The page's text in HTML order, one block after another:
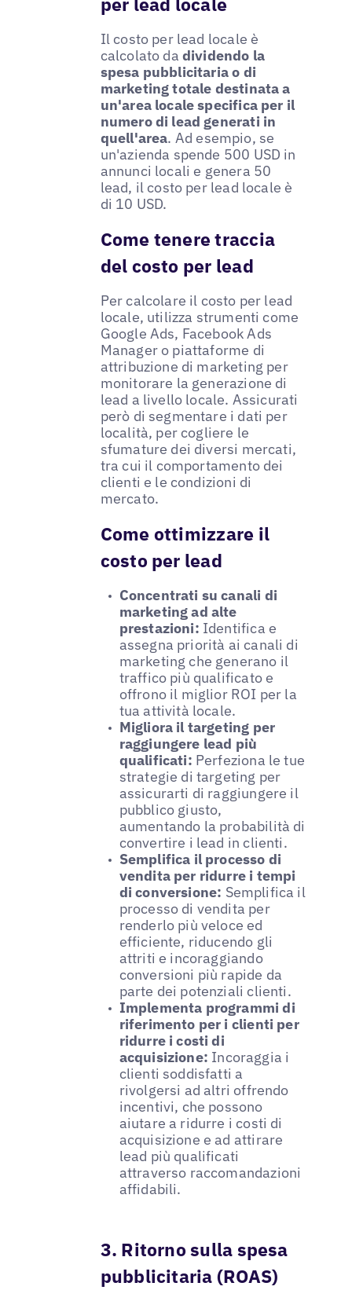
Il costo per lead locale è
calcolato da dividendo la
spesa pubblicitaria o di
marketing totale destinata a
un'area locale specifica per il
numero di lead generati in
quell'area. Ad esempio, se
un'azienda spende 500 USD in
annunci locali e genera 50
lead, il costo per lead locale è
di 10 USD.
Come tenere traccia
del costo per lead
Per calcolare il costo per lead
locale, utilizza strumenti come
Google Ads, Facebook Ads
Manager o piattaforme di
attribuzione di marketing per
monitorare la generazione di
lead a livello locale. Assicurati
però di segmentare i dati per
località, per cogliere le
sfumature dei diversi mercati,
tra cui il comportamento dei
clienti e le condizioni di
mercato.
Come ottimizzare il
costo per lead
Concentrati su canali di
marketing ad alte
prestazioni: Identifica e
assegna priorità ai canali di
marketing che generano il
traffico più qualificato e
offrono il miglior ROI per la
tua attività locale.
Migliora il targeting per
raggiungere lead più
qualificati: Perfeziona le tue
strategie di targeting per
assicurarti di raggiungere il
pubblico giusto,
aumentando la probabilità di
convertire i lead in clienti.
Semplifica il processo di
vendita per ridurre i tempi
di conversione: Semplifica il
processo di vendita per
renderlo più veloce ed
efficiente, riducendo gli
attriti e incoraggiando
conversioni più rapide da
parte dei potenziali clienti.
Implementa programmi di
riferimento per i clienti per
ridurre i costi di
acquisizione: Incoraggia i
clienti soddisfatti a
rivolgersi ad altri offrendo
incentivi, che possono
aiutare a ridurre i costi di
acquisizione e ad attirare
lead più qualificati
attraverso raccomandazioni
affidabili.
3. Ritorno sulla spesa
pubblicitaria (ROAS)